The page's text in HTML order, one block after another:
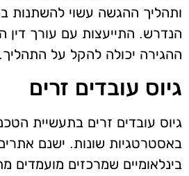
ותהליך ההגשה עשוי להשתנות
הנדרש. התייעצות עם עורך
ההגירה יכולה להקל על התהליך.
גיוס עובדים זרים
גיוס עובדים זרים בתעשיית
באסטרטגיות שונות. ישנם
בינלאומיים שמרכזים מועמדים